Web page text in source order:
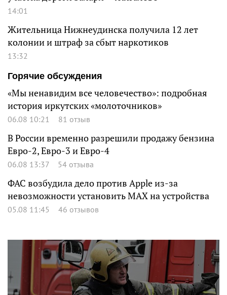
14:01
Жительница Нижнеудинска получила 12 лет
колонии и штраф за сбыт наркотиков
13:32
Горячие обсуждения
«Мы ненавидим все человечество»: подробная
история иркутских «молоточников»
06.08 10:21 81 отзыв
В России временно разрешили продажу бензина
Евро-2, Евро-3 и Евро-4
06.08 13:37 54 отзыва
ФАС возбудила дело против Apple из-за
невозможности установить MAX на устройства
05.08 11:45 46 отзывов